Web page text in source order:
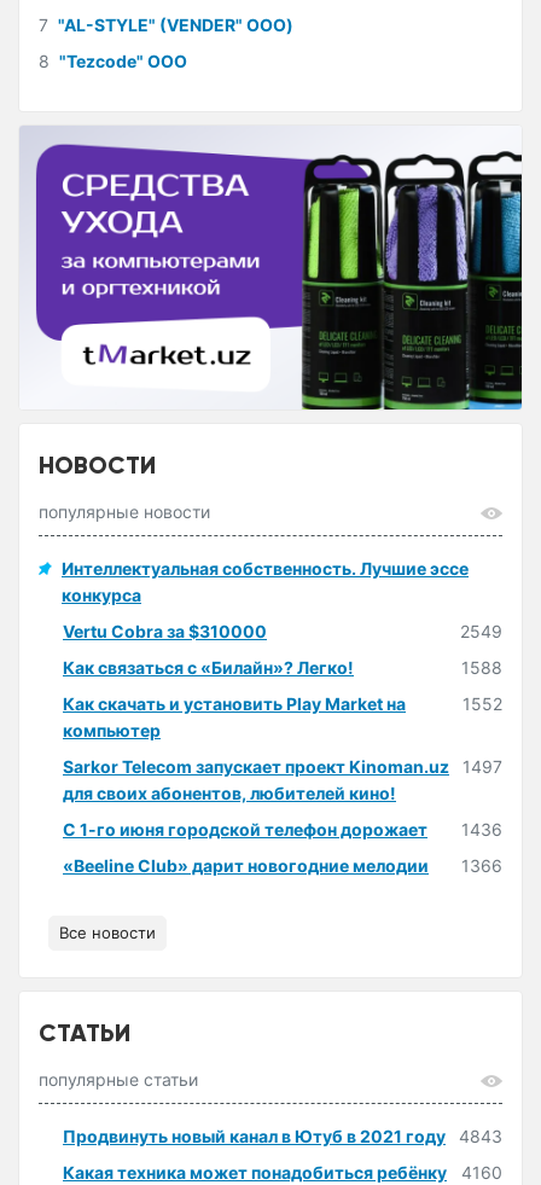
7 "AL-STYLE" (VENDER" ООО)
8 "Tezcode" ООО
НОВОСТИ
популярные новости
Интеллектуальная собственность. Лучшие эссе
конкурса
Vertu Cobra за $310000
2549
Как связаться с «Билайн»? Легко!
1588
Как скачать и установить Play Market на
компьютер
1552
Sarkor Telecom запускает проект Kinoman.uz
для своих абонентов, любителей кино!
1497
С 1-го июня городской телефон дорожает
1436
«Beeline Club» дарит новогодние мелодии
1366
Все новости
СТАТЬИ
популярные статьи
Продвинуть новый канал в Ютуб в 2021 году
4843
Какая техника может понадобиться ребёнку
4160